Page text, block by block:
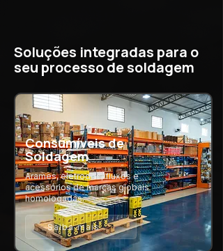
Soluções integradas para o
seu processo de soldagem
Consumíveis de
Soldagem
Arames, eletrodos, fluxos e
acessórios de marcas globais
homologadas.
Saiba mais